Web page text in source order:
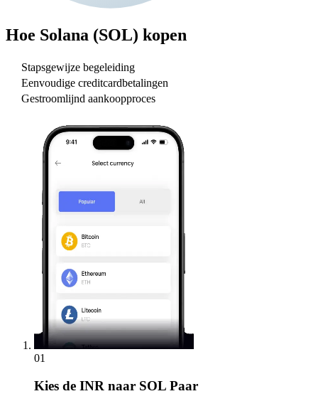
Hoe Solana (SOL) kopen
Stapsgewijze begeleiding
Eenvoudige creditcardbetalingen
Gestroomlijnd aankoopproces
01
Kies de INR naar SOL Paar